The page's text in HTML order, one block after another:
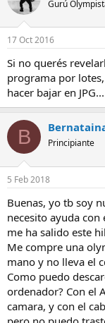
Gurú
17 Oct 2016
Si no querés
programa por
hacer bajar en JPG...
B Principiante
5 Feb 2018
Buenas, yo tb soy
necesito ayuda
me ha salido este
Me compre una
mano y no lleva el
Como puedo
ordenador? Con el
camara, y con el